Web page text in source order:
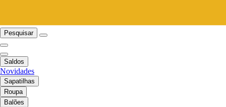
Pesquisar
Saldos
Novidades
Sapatilhas
Roupa
Balões